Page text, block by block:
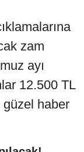
zam
ayı
12.500 TL
haber